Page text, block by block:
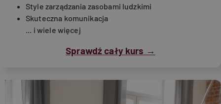
Style zarządzania zasobami ludzkimi
Skuteczna komunikacja
... i wiele więcej
Sprawdź cały kurs →